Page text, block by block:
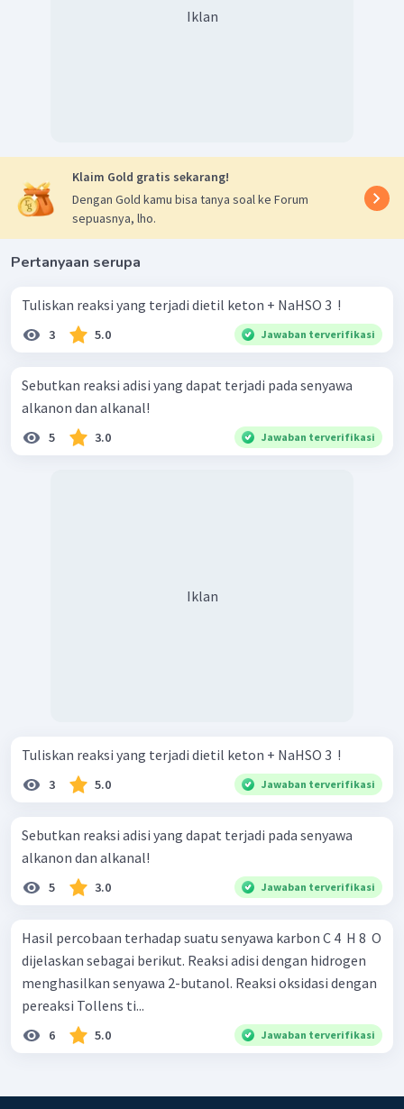
Iklan
Klaim Gold gratis sekarang!
Dengan Gold kamu bisa tanya soal ke Forum
sepuasnya, lho.
Pertanyaan serupa
Tuliskan reaksi yang terjadi dietil keton + NaHSO 3 ​ !
3 5.0 Jawaban terverifikasi
Sebutkan reaksi adisi yang dapat terjadi pada senyawa
alkanon dan alkanal!
5 3.0 Jawaban terverifikasi
Iklan
Tuliskan reaksi yang terjadi dietil keton + NaHSO 3 ​ !
3 5.0 Jawaban terverifikasi
Sebutkan reaksi adisi yang dapat terjadi pada senyawa
alkanon dan alkanal!
5 3.0 Jawaban terverifikasi
Hasil percobaan terhadap suatu senyawa karbon C 4 ​ H 8 ​ O
dijelaskan sebagai berikut. Reaksi adisi dengan hidrogen
menghasilkan senyawa 2-butanol. Reaksi oksidasi dengan
pereaksi Tollens ti...
6 5.0 Jawaban terverifikasi